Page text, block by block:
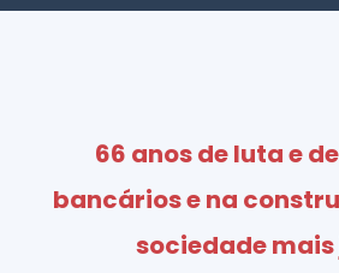
66 anos de luta e
bancários e na
sociedade